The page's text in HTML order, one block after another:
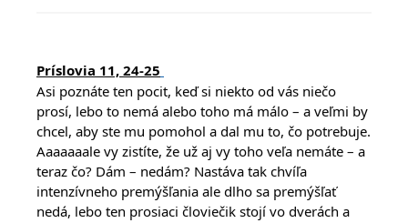
Príslovia 11, 24-25
Asi poznáte ten pocit, keď si niekto od vás niečo
prosí, lebo to nemá alebo toho má málo – a veľmi by
chcel, aby ste mu pomohol a dal mu to, čo potrebuje.
Aaaaaaale vy zistíte, že už aj vy toho veľa nemáte – a
teraz čo? Dám – nedám? Nastáva tak chvíľa
intenzívneho premýšľania ale dlho sa premýšľať
nedá, lebo ten prosiaci človiečik stojí vo dverách a